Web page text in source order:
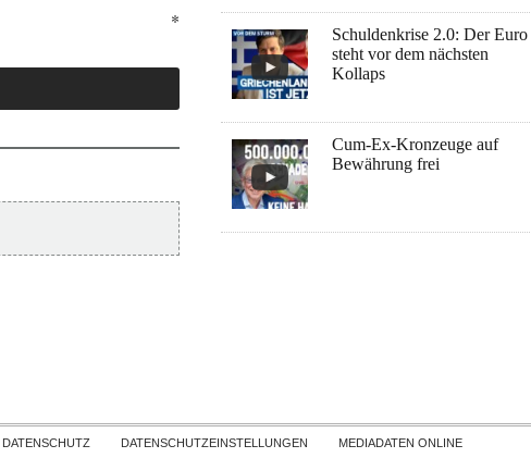
Schuldenkrise 2.0: Der Euro
steht vor dem nächsten
Kollaps
Cum-Ex-Kronzeuge auf
Bewährung frei
Skip to content
DATENSCHUTZ DATENSCHUTZEINSTELLUNGEN
MEDIADATEN ONLINE